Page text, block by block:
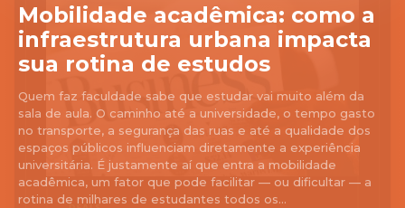
Mobilidade acadêmica: como a
infraestrutura urbana impacta
sua rotina de estudos
Quem faz faculdade sabe que estudar vai muito além da
sala de aula. O caminho até a universidade, o tempo gasto
no transporte, a segurança das ruas e até a qualidade dos
espaços públicos influenciam diretamente a experiência
universitária. É justamente aí que entra a mobilidade
acadêmica, um fator que pode facilitar — ou dificultar — a
rotina de milhares de estudantes todos os...